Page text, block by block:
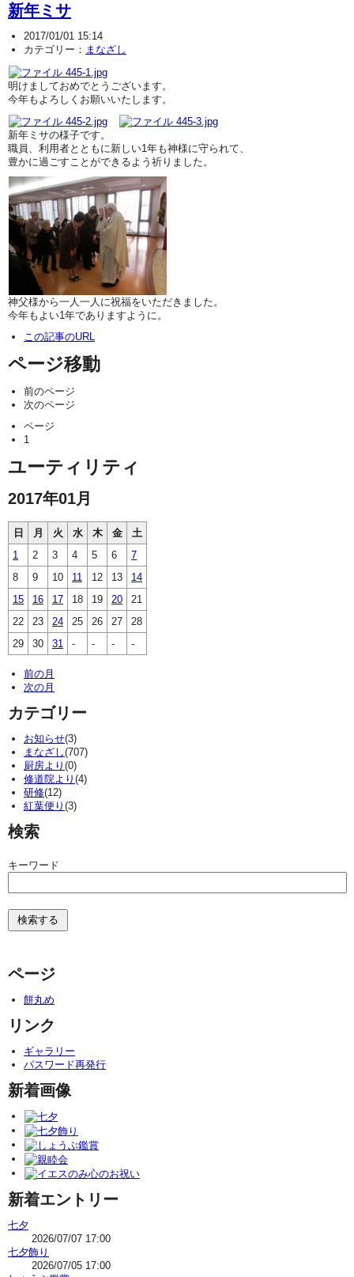
新年ミサ
2017/01/01 15:14
カテゴリー： まなざし
明けましておめでとうございます。
今年もよろしくお願いいたします。
新年ミサの様子です。
職員、利用者とともに新しい1年も神様に守られて、
豊かに過ごすことができるよう祈りました。
神父様から一人一人に祝福をいただきました。
今年もよい1年でありますように。
この記事のURL
ページ移動
前のページ
次のページ
ページ
1
ユーティリティ
2017年01月
日 月 火 水 木 金
土
1
2 3 4 5 6
7
8
9 10 11 12 13
14
15
16 17 18 19 20
21
22
23 24 25 26 27
28
29
30 31 - - - -
前の月
次の月
カテゴリー
お知らせ(3)
まなざし(707)
厨房より (0)
修道院より (4)
研修(12)
紅葉便り (3)
検索
キーワード
ページ
餅丸め
リンク
ギャラリー
パスワード再発行
新着画像
新着エントリー
七夕
2026/07/07 17:00
七夕飾り
2026/07/05 17:00